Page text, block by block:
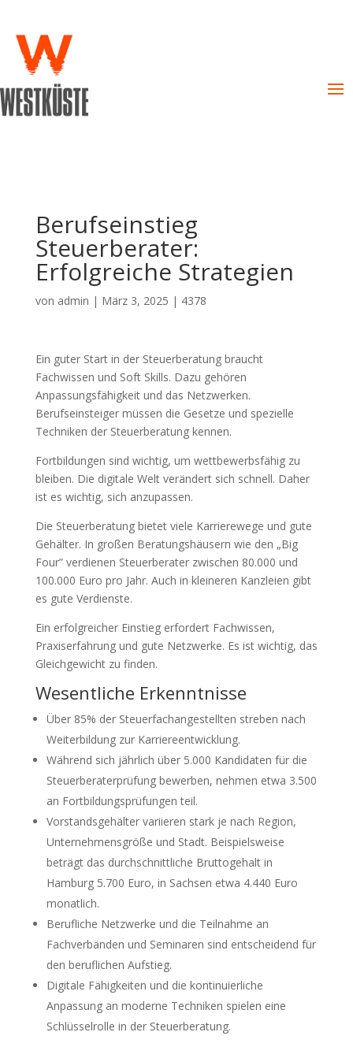
Berufseinstieg
Steuerberater:
Erfolgreiche Strategien
von admin | März 3, 2025 | 4378
Ein guter Start in der Steuerberatung braucht
Fachwissen und Soft Skills. Dazu gehören
Anpassungsfähigkeit und das Netzwerken.
Berufseinsteiger müssen die Gesetze und spezielle
Techniken der Steuerberatung kennen.
Fortbildungen sind wichtig, um wettbewerbsfähig zu
bleiben. Die digitale Welt verändert sich schnell. Daher
ist es wichtig, sich anzupassen.
Die Steuerberatung bietet viele Karrierewege und gute
Gehälter. In großen Beratungshäusern wie den „Big
Four” verdienen Steuerberater zwischen 80.000 und
100.000 Euro pro Jahr. Auch in kleineren Kanzleien gibt
es gute Verdienste.
Ein erfolgreicher Einstieg erfordert Fachwissen,
Praxiserfahrung und gute Netzwerke. Es ist wichtig, das
Gleichgewicht zu finden.
Wesentliche Erkenntnisse
Über 85% der Steuerfachangestellten streben nach
Weiterbildung zur Karriereentwicklung.
Während sich jährlich über 5.000 Kandidaten für die
Steuerberaterprüfung bewerben, nehmen etwa 3.500
an Fortbildungsprüfungen teil.
Vorstandsgehälter variieren stark je nach Region,
Unternehmensgröße und Stadt. Beispielsweise
beträgt das durchschnittliche Bruttogehalt in
Hamburg 5.700 Euro, in Sachsen etwa 4.440 Euro
monatlich.
Berufliche Netzwerke und die Teilnahme an
Fachverbänden und Seminaren sind entscheidend für
den beruflichen Aufstieg.
Digitale Fähigkeiten und die kontinuierliche
Anpassung an moderne Techniken spielen eine
Schlüsselrolle in der Steuerberatung.